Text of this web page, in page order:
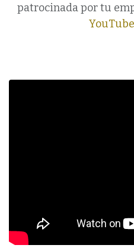
patrocinada por tu
YouTube